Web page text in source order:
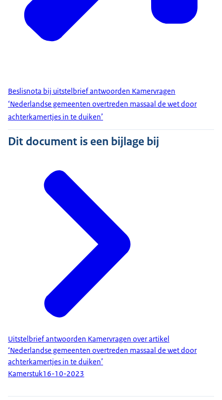
Beslisnota bij uitstelbrief antwoorden Kamervragen
‘Nederlandse gemeenten overtreden massaal de wet door
achterkamertjes in te duiken’
Dit document is een bijlage bij
Uitstelbrief antwoorden Kamervragen over artikel
‘Nederlandse gemeenten overtreden massaal de wet door
achterkamertjes in te duiken’
Kamerstuk16-10-2023